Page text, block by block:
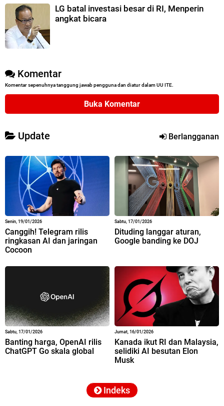
LG batal investasi besar di RI, Menperin
angkat bicara
Komentar
Komentar sepenuhnya tanggung jawab pengguna dan diatur dalam UU ITE.
Buka Komentar
Update Berlangganan
Senin, 19/01/2026
Canggih! Telegram rilis
ringkasan AI dan jaringan
Cocoon
Sabtu, 17/01/2026
Dituding langgar aturan,
Google banding ke DOJ
Sabtu, 17/01/2026
Banting harga, OpenAI rilis
ChatGPT Go skala global
Jumat, 16/01/2026
Kanada ikut RI dan Malaysia,
selidiki AI besutan Elon
Musk
Indeks